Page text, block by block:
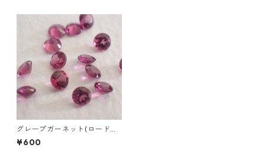
グレープガーネット(ロードラ
イトガーネット) ラウンドカッ
トルース 0.1ct前後 直径3mm
¥600